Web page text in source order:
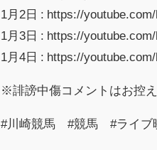
1月2日 : https://
1月3日 : https://
1月4日 : https://
※誹謗中傷コメントはお控
#川崎競馬 #競馬 #ライブ